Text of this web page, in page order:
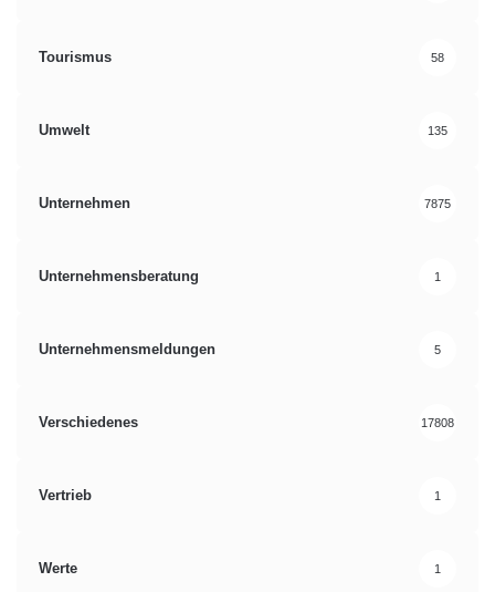
Tourismus 58
Umwelt 135
Unternehmen 7875
Unternehmensberatung 1
Unternehmensmeldungen 5
Verschiedenes 17808
Vertrieb 1
Werte 1